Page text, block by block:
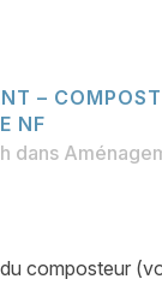
–
NF
dans
composteur